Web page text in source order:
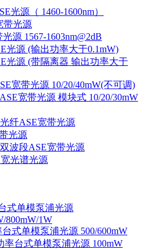
光源（ 1460-1600nm）
带光源
源 1567-1603nm@2dB
光源 (输出功率大于0.1mW)
光源 (带隔离器 输出功率大于
宽带光源 10/20/40mW(不可调)
宽带光源 模块式 10/20/30mW
纤ASE宽带光源
光源
双波段ASE宽带光源
宽光谱光源
式单模泵浦光源
800mW/1W
台式单模泵浦光源 500/600mW
率台式单模泵浦光源 100mW